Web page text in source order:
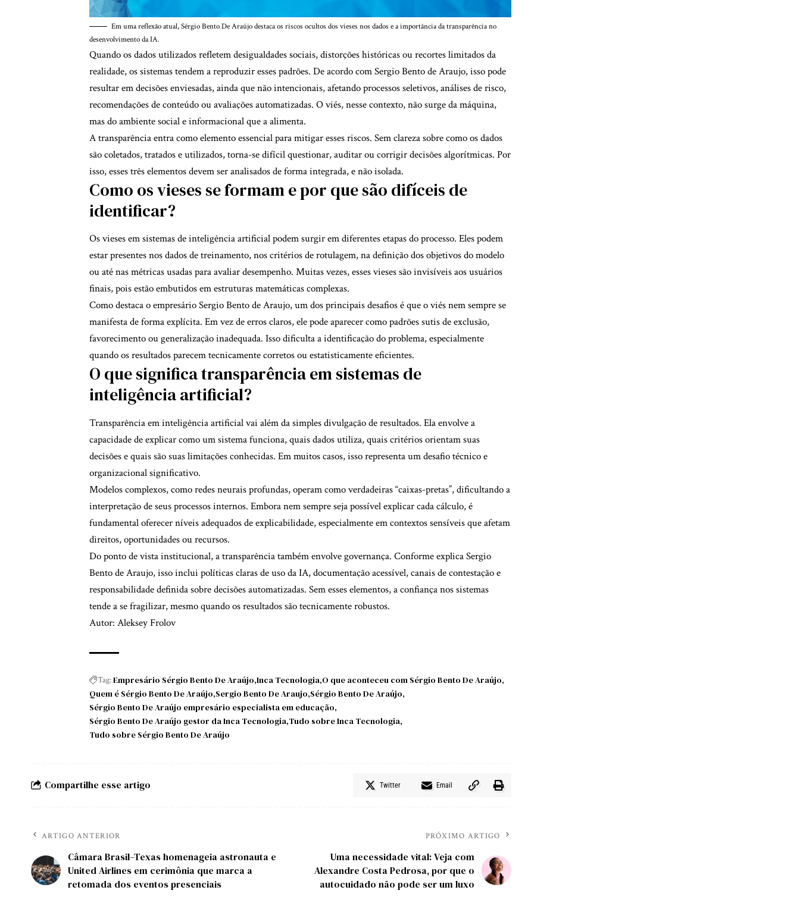
Em uma reflexão atual, Sérgio Bento De Araújo destaca os riscos ocultos dos vieses nos dados e a importância da transparência no
desenvolvimento da IA.
Quando os dados utilizados refletem desigualdades sociais, distorções históricas ou recortes limitados da
realidade, os sistemas tendem a reproduzir esses padrões. De acordo com Sergio Bento de Araujo, isso pode
resultar em decisões enviesadas, ainda que não intencionais, afetando processos seletivos, análises de risco,
recomendações de conteúdo ou avaliações automatizadas. O viés, nesse contexto, não surge da máquina,
mas do ambiente social e informacional que a alimenta.
A transparência entra como elemento essencial para mitigar esses riscos. Sem clareza sobre como os dados
são coletados, tratados e utilizados, torna-se difícil questionar, auditar ou corrigir decisões algorítmicas. Por
isso, esses três elementos devem ser analisados de forma integrada, e não isolada.
Como os vieses se formam e por que são difíceis de
identificar?
Os vieses em sistemas de inteligência artificial podem surgir em diferentes etapas do processo. Eles podem
estar presentes nos dados de treinamento, nos critérios de rotulagem, na definição dos objetivos do modelo
ou até nas métricas usadas para avaliar desempenho. Muitas vezes, esses vieses são invisíveis aos usuários
finais, pois estão embutidos em estruturas matemáticas complexas.
Como destaca o empresário Sergio Bento de Araujo, um dos principais desafios é que o viés nem sempre se
manifesta de forma explícita. Em vez de erros claros, ele pode aparecer como padrões sutis de exclusão,
favorecimento ou generalização inadequada. Isso dificulta a identificação do problema, especialmente
quando os resultados parecem tecnicamente corretos ou estatisticamente eficientes.
O que significa transparência em sistemas de
inteligência artificial?
Transparência em inteligência artificial vai além da simples divulgação de resultados. Ela envolve a
capacidade de explicar como um sistema funciona, quais dados utiliza, quais critérios orientam suas
decisões e quais são suas limitações conhecidas. Em muitos casos, isso representa um desafio técnico e
organizacional significativo.
Modelos complexos, como redes neurais profundas, operam como verdadeiras “caixas-pretas”, dificultando a
interpretação de seus processos internos. Embora nem sempre seja possível explicar cada cálculo, é
fundamental oferecer níveis adequados de explicabilidade, especialmente em contextos sensíveis que afetam
direitos, oportunidades ou recursos.
Do ponto de vista institucional, a transparência também envolve governança. Conforme explica Sergio
Bento de Araujo, isso inclui políticas claras de uso da IA, documentação acessível, canais de contestação e
responsabilidade definida sobre decisões automatizadas. Sem esses elementos, a confiança nos sistemas
tende a se fragilizar, mesmo quando os resultados são tecnicamente robustos.
Autor: Aleksey Frolov
Tag:Empresário Sérgio Bento De Araújo Inca Tecnologia O que aconteceu com Sérgio Bento De Araújo
Quem é Sérgio Bento De Araújo Sergio Bento De Araujo Sérgio Bento De Araújo
Sérgio Bento De Araújo empresário especialista em educação
Sérgio Bento De Araújo gestor da Inca Tecnologia Tudo sobre Inca Tecnologia
Tudo sobre Sérgio Bento De Araújo
Compartilhe esse artigo Twitter Email
ARTIGO ANTERIOR
Câmara Brasil–Texas homenageia astronauta e
United Airlines em cerimônia que marca a
retomada dos eventos presenciais
PRÓXIMO ARTIGO
Uma necessidade vital: Veja com
Alexandre Costa Pedrosa, por que o
autocuidado não pode ser um luxo